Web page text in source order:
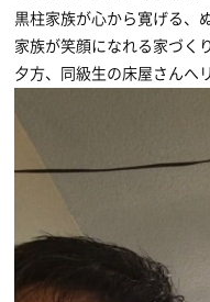
黒柱家族が心から寛げる、
家族が笑顔になれる家づく
夕方、同級生の床屋さんへ